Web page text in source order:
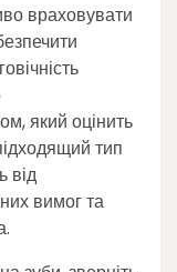
враховувати
який оцінить
тип
від
вимог та